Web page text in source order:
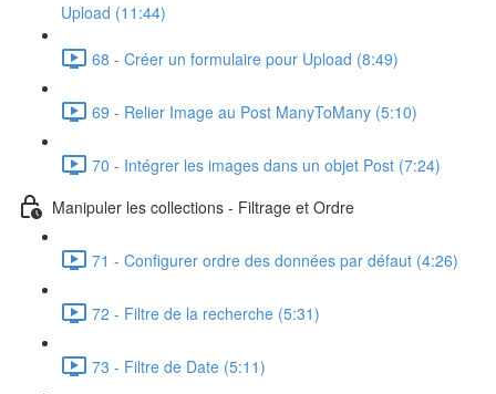
Upload (11:44)
68 - Créer un formulaire pour Upload (8:49)
69 - Relier Image au Post ManyToMany (5:10)
70 - Intégrer les images dans un objet Post (7:24)
Manipuler les collections - Filtrage et Ordre
71 - Configurer ordre des données par défaut (4:26)
72 - Filtre de la recherche (5:31)
73 - Filtre de Date (5:11)